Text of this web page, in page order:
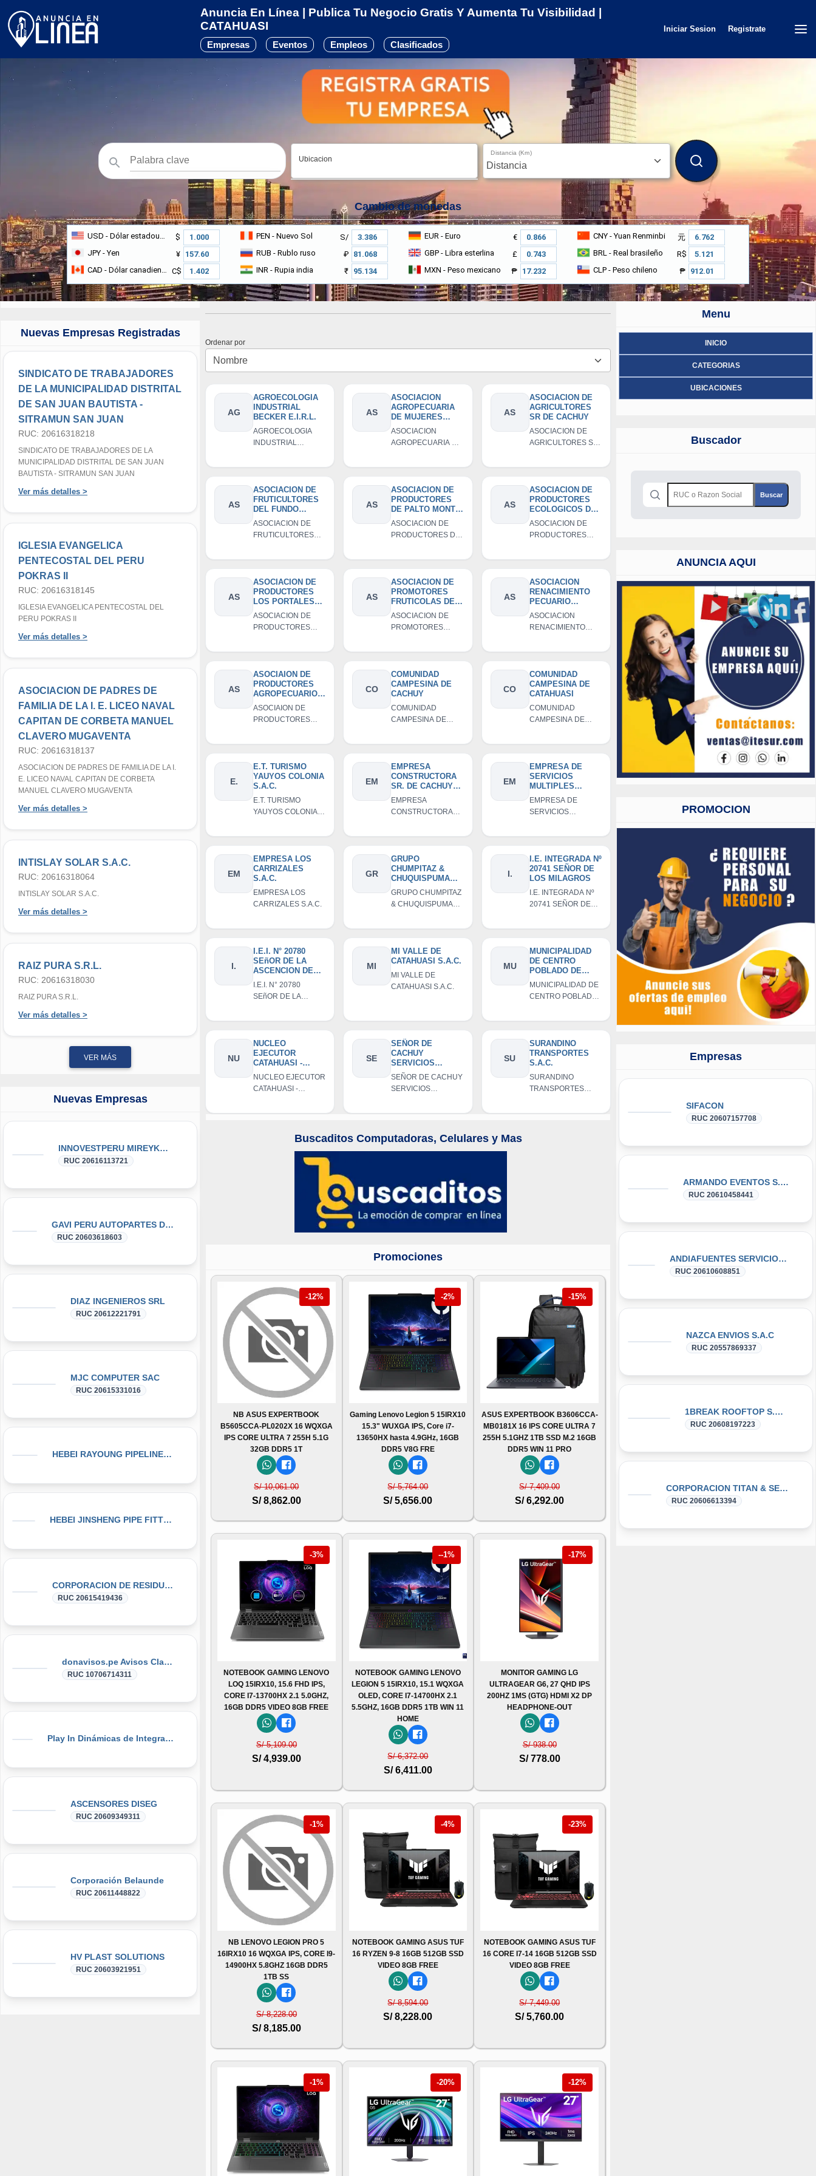
Anuncia En Línea | Publica Tu Negocio Gratis Y Aumenta Tu Visibilidad |
CATAHUASI
Empresas Eventos Empleos Clasificados
Iniciar Sesion Registrate
Ubicacion
Distancia (Km)
BUSCAR
Cambio de monedas
USD - Dólar estadounidense $ PEN - Nuevo Sol S/ EUR - Euro € CNY- Yuan Renminbi
元
JPY - Yen ¥ RUB - Rublo ruso ₽ GBP - Libra esterlina £ BRL - Real brasileño
R$
CAD - Dólar canadiense C$ INR - Rupia india ₹ MXN - Peso mexicano ₱ CLP- Peso chileno ₱
Nuevas Empresas Registradas
SINDICATO DE TRABAJADORES
DE LA MUNICIPALIDAD DISTRITAL
DE SAN JUAN BAUTISTA -
SITRAMUN SAN JUAN
RUC: 20616318218
SINDICATO DE TRABAJADORES DE LA
MUNICIPALIDAD DISTRITAL DE SAN JUAN
BAUTISTA - SITRAMUN SAN JUAN
Ver más detalles >
IGLESIA EVANGELICA
PENTECOSTAL DEL PERU
POKRAS II
RUC: 20616318145
IGLESIA EVANGELICA PENTECOSTAL DEL
PERU POKRAS II
Ver más detalles >
ASOCIACION DE PADRES DE
FAMILIA DE LA I. E. LICEO NAVAL
CAPITAN DE CORBETA MANUEL
CLAVERO MUGAVENTA
RUC: 20616318137
ASOCIACION DE PADRES DE FAMILIA DE LA I.
E. LICEO NAVAL CAPITAN DE CORBETA
MANUEL CLAVERO MUGAVENTA
Ver más detalles >
INTISLAY SOLAR S.A.C.
RUC: 20616318064
INTISLAY SOLAR S.A.C.
Ver más detalles >
RAIZ PURA S.R.L.
RUC: 20616318030
RAIZ PURA S.R.L.
Ver más detalles >
VER MÁS
Nuevas Empresas
INNOVESTPERU MIREYKA GROUP SAC
RUC 20616113721
GAVI PERU AUTOPARTES DONGFENG y DFSK GLORY
RUC 20603618603
DIAZ INGENIEROS SRL
RUC 20612221791
MJC COMPUTER SAC
RUC 20615331016
HEBEI RAYOUNG PIPELINE TECHNOLOGY CO., LTD
HEBEI JINSHENG PIPE FITTING MANUFACTURING CO., LT
CORPORACION DE RESIDUOS SEGOVIA.PERU SAC
RUC 20615419436
donavisos.pe Avisos Clasificados
RUC 10706714311
Play In Dinámicas de Integración, Gymkanas, Eventos Corporativos
ASCENSORES DISEG
RUC 20609349311
Corporación Belaunde
RUC 20611448822
HV PLAST SOLUTIONS
RUC 20603921951
Ordenar por
AG
AGROECOLOGIA
INDUSTRIAL
BECKER E.I.R.L.
AGROECOLOGIA
INDUSTRIAL
AS
ASOCIACION
AGROPECUARIA
DE MUJERES
EMPRENDEDORA
S-CANCHAN-
YAUYOS
ASOCIACION
AGROPECUARIA DE
EMPRENDEDORAS-
AS
ASOCIACION DE
AGRICULTORES
SR DE CACHUY
ASOCIACION DE
AGRICULTORES SR
AS
ASOCIACION DE
FRUTICULTORES
DEL FUNDO
CAYPAN CHICO-
PAILA-COLOLUMA
ASOCIACION DE
FRUTICULTORES
CAYPAN CHICO-
AS
ASOCIACION DE
PRODUCTORES
DE PALTO MONTE
LIMON DE
CATAHUASI
ASOCIACION DE
PRODUCTORES DE
LIMON DE
AS
ASOCIACION DE
PRODUCTORES
ECOLOGICOS DE
CATAHUASI-
YAUYOS
ASOCIACION DE
PRODUCTORES
CATAHUASI-
AS
ASOCIACION DE
PRODUCTORES
LOS PORTALES
CANCHAN
YAUYOS
ASOCIACION DE
PRODUCTORES
CANCHAN YAUYOS
AS
ASOCIACION DE
PROMOTORES
FRUTICOLAS DEL
VALLE DE
CATAHUASI -
PROMOFRUT
ASOCIACION DE
PROMOTORES
VALLE DE
PROMOFRUT
AS
ASOCIACION
RENACIMIENTO
PECUARIO
UYWARKAYATNA
CUCHISA
ASOCIACION
RENACIMIENTO
UYWARKAYATNA
AS
ASOCIAION DE
PRODUCTORES
AGROPECUARIOS
Y
AGROINDUSTRIAL
ATOCONGO-
ASOCIAION DE
PRODUCTORES
AGROINDUSTRIAL
CAYPAN
CO
COMUNIDAD
CAMPESINA DE
CACHUY
COMUNIDAD
CAMPESINA DE
CO
COMUNIDAD
CAMPESINA DE
CATAHUASI
COMUNIDAD
CAMPESINA DE
E.
E.T. TURISMO
YAUYOS COLONIA
S.A.C.
E.T. TURISMO
YAUYOS COLONIA
EM
EMPRESA
CONSTRUCTORA
SR. DE CACHUY
S.R.L
EMPRESA
CONSTRUCTORA
S.R.L
EM
EMPRESA DE
SERVICIOS
MULTIPLES
SANTO DOMINGO
TOURSS S.A.C.
EMPRESA DE
SERVICIOS
DOMINGO TOURSS
EM
EMPRESA LOS
CARRIZALES
S.A.C.
EMPRESA LOS
CARRIZALES S.A.C.
GR
GRUPO
CHUMPITAZ &
CHUQUISPUMA
S.A.C.
GRUPO CHUMPITAZ
& CHUQUISPUMA
I.
I.E. INTEGRADA Nº
20741 SEÑOR DE
LOS MILAGROS
I.E. INTEGRADA Nº
20741 SEÑOR DE
I.
I.E.I. N° 20780
SEñOR DE LA
ASCENCION DE
CACHUY
I.E.I. N° 20780
SEñOR DE LA
CACHUY
MI
MI VALLE DE
CATAHUASI S.A.C.
MI VALLE DE
CATAHUASI S.A.C.
MU
MUNICIPALIDAD
DE CENTRO
POBLADO DE
CACHUY
MUNICIPALIDAD DE
CENTRO POBLADO
NU
NUCLEO
EJECUTOR
CATAHUASI -
CACHUY
NUCLEO EJECUTOR
CATAHUASI -
SE
SEÑOR DE
CACHUY
SERVICIOS
GENERALES
S.A.C.
SEÑOR DE CACHUY
SERVICIOS
SU
SURANDINO
TRANSPORTES
S.A.C.
SURANDINO
TRANSPORTES
Buscaditos Computadoras, Celulares y Mas
Promociones
-12%
NB ASUS EXPERTBOOK
B5605CCA-PL0202X 16 WQXGA
IPS CORE ULTRA 7 255H 5.1G
32GB DDR5 1T
S/ 10,061.00
S/ 8,862.00
-2%
Gaming Lenovo Legion 5 15IRX10
15.3" WUXGA IPS, Core i7-
13650HX hasta 4.9GHz, 16GB
DDR5 V8G FRE
S/ 5,764.00
S/ 5,656.00
-15%
ASUS EXPERTBOOK B3606CCA-
MB0181X 16 IPS CORE ULTRA 7
255H 5.1GHZ 1TB SSD M.2 16GB
DDR5 WIN 11 PRO
S/ 7,409.00
S/ 6,292.00
-3%
NOTEBOOK GAMING LENOVO
LOQ 15IRX10, 15.6 FHD IPS,
CORE I7-13700HX 2.1 5.0GHZ,
16GB DDR5 VIDEO 8GB FREE
S/ 5,109.00
S/ 4,939.00
--1%
NOTEBOOK GAMING LENOVO
LEGION 5 15IRX10, 15.1 WQXGA
OLED, CORE I7-14700HX 2.1
5.5GHZ, 16GB DDR5 1TB WIN 11
HOME
S/ 6,372.00
S/ 6,411.00
-17%
MONITOR GAMING LG
ULTRAGEAR G6, 27 QHD IPS
200HZ 1MS (GTG) HDMI X2 DP
HEADPHONE-OUT
S/ 938.00
S/ 778.00
-1%
NB LENOVO LEGION PRO 5
16IRX10 16 WQXGA IPS, CORE I9-
14900HX 5.8GHZ 16GB DDR5
1TB SS
S/ 8,228.00
S/ 8,185.00
-4%
NOTEBOOK GAMING ASUS TUF
16 RYZEN 9-8 16GB 512GB SSD
VIDEO 8GB FREE
S/ 8,594.00
S/ 8,228.00
-23%
NOTEBOOK GAMING ASUS TUF
16 CORE I7-14 16GB 512GB SSD
VIDEO 8GB FREE
S/ 7,449.00
S/ 5,760.00
-1% -20% -12%
Menu
INICIO
CATEGORIAS
UBICACIONES
Buscador
ANUNCIA AQUI
PROMOCION
Empresas
SIFACON
RUC 20607157708
ARMANDO EVENTOS S.A.C.
RUC 20610458441
ANDIAFUENTES SERVICIOS GENERALES S.R.L
RUC 20610608851
NAZCA ENVIOS S.A.C
RUC 20557869337
1BREAK ROOFTOP S.A.C.
RUC 20608197223
CORPORACION TITAN & SERVICIOS GENERALES S.A.C.
RUC 20606613394